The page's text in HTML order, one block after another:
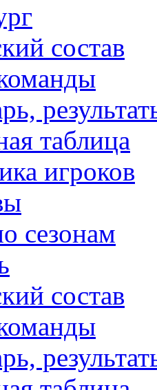
состав
таблица
игроков
сезонам
состав